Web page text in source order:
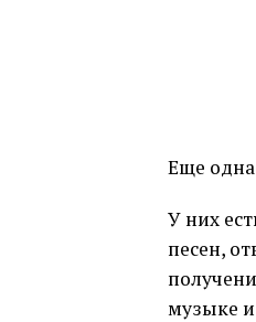
Еще
У них
песен,
музыке